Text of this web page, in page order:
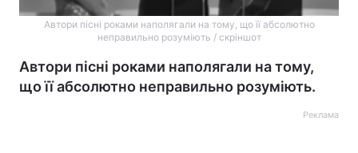
Автори пісні роками наполягали на тому, що її абсолютно
неправильно розуміють / скріншот
Автори пісні роками наполягали на тому,
що її абсолютно неправильно розуміють.
Реклама